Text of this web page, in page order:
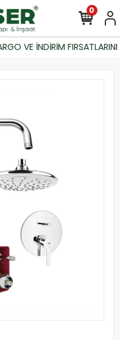
VE İNDİRİM FIRSATLARINI
0